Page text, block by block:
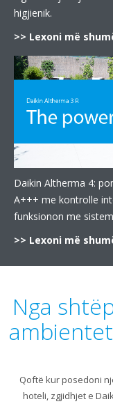
higjienik.
>> Lexoni më
Daikin Altherma 4:
A+++ me kontrolle
funksionon me
>> Lexoni më
Nga
Qoftë kur posedoni
hoteli, zgjidhjet e